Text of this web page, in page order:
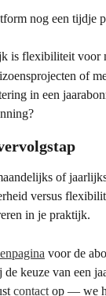
nog een tijdje
is flexibiliteit voor
of
in een
of
versus
in je praktijk.
voor de
keuze van een
contact op — we